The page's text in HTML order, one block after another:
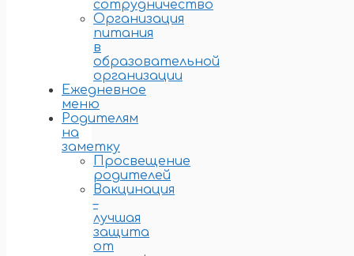
сотрудничество
Организация
питания
в
образовательной
организации
Ежедневное
меню
Родителям
на
заметку
Просвещение
родителей
Вакцинация
–
лучшая
защита
от